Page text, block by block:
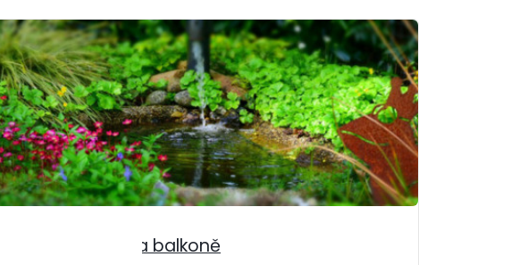
na zahradě i na balkoně